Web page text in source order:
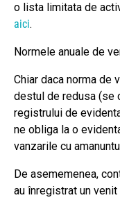
o lista limitata de
aici.
Normele anuale de
Chiar daca norma de
destul de redusa (se
registrului de
ne obliga la o
vanzarile cu
De asememenea,
au înregistrat un